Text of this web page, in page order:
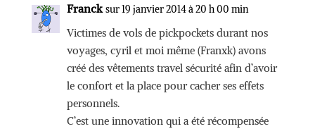
Franck sur 19 janvier 2014 à 20 h 00 min
Victimes de vols de pickpockets durant nos
voyages, cyril et moi même (Franxk) avons
créé des vêtements travel sécurité afin d’avoir
le confort et la place pour cacher ses effets
personnels.
C’est une innovation qui a été récompensée